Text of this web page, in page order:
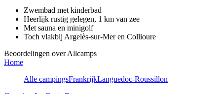
Zwembad met kinderbad
Heerlijk rustig gelegen, 1 km van zee
Met sauna en minigolf
Toch vlakbij Argelès-sur-Mer en Collioure
Beoordelingen over Allcamps
Home
Alle campingsFrankrijkLanguedoc-Roussillon